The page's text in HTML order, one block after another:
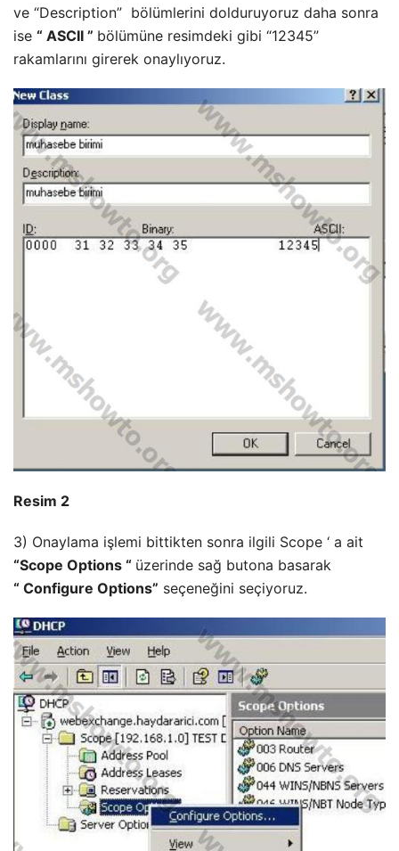
ve “Description” bölümlerini dolduruyoruz daha sonra
ise “ ASCII ” bölümüne resimdeki gibi “12345”
rakamlarını girerek onaylıyoruz.
Resim 2
3) Onaylama işlemi bittikten sonra ilgili Scope ‘ a ait
“Scope Options “ üzerinde sağ butona basarak
“ Configure Options” seçeneğini seçiyoruz.